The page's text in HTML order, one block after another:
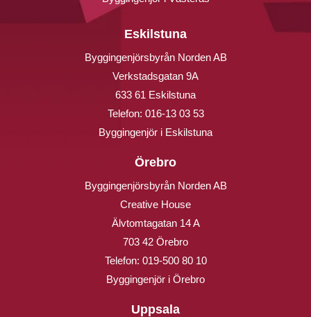
Eskilstuna
Byggingenjörsbyrån Norden AB
Verkstadsgatan 9A
633 61 Eskilstuna
Telefon: 016-13 03 53
Byggingenjör i Eskilstuna
Örebro
Byggingenjörsbyrån Norden AB
Creative House
Älvtomtagatan 14 A
703 42 Örebro
Telefon: 019-500 80 10
Byggingenjör i Örebro
Uppsala